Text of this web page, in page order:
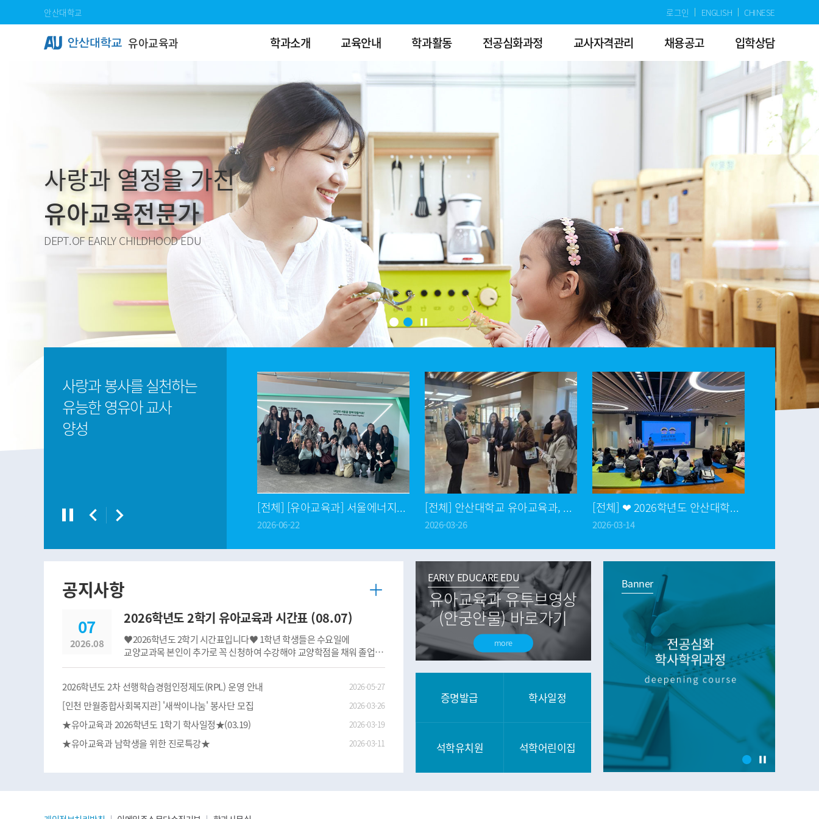
Skip Menu
안산대학교 로그인 ENGLISH CHINESE
유아교육과 학과소개 교육안내 학과활동 전공심화과정 교사자격관리 채용공고 입학상담
DEPT.OF EARLY CHILDHOOD EDU
사랑과 열정을 가진
유아교육전문가
1 2 pause
사랑과 봉사를 실천하는
유능한 영유아 교사
양성
[전체] 2025학년도 3학년 보육실습 특강(4.17)
2026-07-02
[전체] [유아교육과] 서울에너지드림센터 견학
2026-06-22
[전체] 안산대학교 유아교육과, 예비 유아교사 공동체 공감 교육 실시
2026-03-26
[전체] ❤ 2026학년도 안산대학교 유아교육과 MT (3/13~14) ❤
2026-03-14
pause
공지사항
07
2026.08
2026학년도 2학기 유아교육과 시간표 (08.07)
♥2026학년도 2학기 시간표입니다♥ 1학년 학생들은 수요일에
교양교과목 본인이 추가로 꼭 신청하여 수강해야 교양학점을 채워 졸업할
수 있습니다. 성인학습자반 분들은 교양 교과목(필수 기독교교과목 포함)
2026학년도 2차 선행학습경험인정제도(RPL) 운영 안내 2026-05-27
[인천 만월종합사회복지관] '새싹이나눔' 봉사단 모집 2026-03-26
★유아교육과 2026학년도 1학기 학사일정★(03.19) 2026-03-19
★유아교육과 남학생을 위한 진로특강★ 2026-03-11
유아교육과 유투브영상
(안궁안물) 바로가기
more
EARLY EDUCARE EDU
증명발급 학사일정
석학유치원 석학어린이집
Banner
1 pause
Banner